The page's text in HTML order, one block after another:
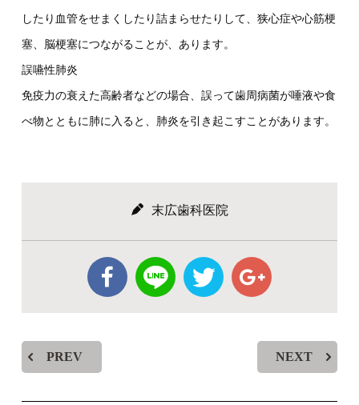
したり血管をせまくしたり詰まらせたりして、狭心症や心筋梗
塞、脳梗塞につながることが、あります。
誤嚥性肺炎
免疫力の衰えた高齢者などの場合、誤って歯周病菌が唾液や食
べ物とともに肺に入ると、肺炎を引き起こすことがあります。
末広歯科医院
PREV NEXT